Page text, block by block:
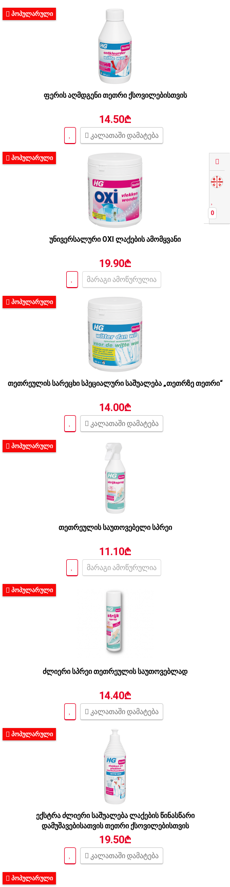
0
ᲞᲝᲞᲣᲚᲐᲠᲣᲚᲘ
ფერის აღმდგენი თეთრი ქსოვილებისთვის
14.50₾
კალათაში დამატება
ᲞᲝᲞᲣᲚᲐᲠᲣᲚᲘ
უნივერსალური OXI ლაქების ამომყვანი
19.90₾
მარაგი ამოწურულია
ᲞᲝᲞᲣᲚᲐᲠᲣᲚᲘ
თეთრეულის სარეცხი სპეციალური საშუალება „თეთრზე თეთრი“
14.00₾
კალათაში დამატება
ᲞᲝᲞᲣᲚᲐᲠᲣᲚᲘ
თეთრეულის საუთოვებელი სპრეი
11.10₾
მარაგი ამოწურულია
ᲞᲝᲞᲣᲚᲐᲠᲣᲚᲘ
ძლიერი სპრეი თეთრეულის საუთოვებლად
14.40₾
კალათაში დამატება
ᲞᲝᲞᲣᲚᲐᲠᲣᲚᲘ
ექსტრა ძლიერი საშუალება ლაქების წინასწარი
დამუშავებისათვის თეთრი ქსოვილებისთვის
19.50₾
კალათაში დამატება
ᲞᲝᲞᲣᲚᲐᲠᲣᲚᲘ